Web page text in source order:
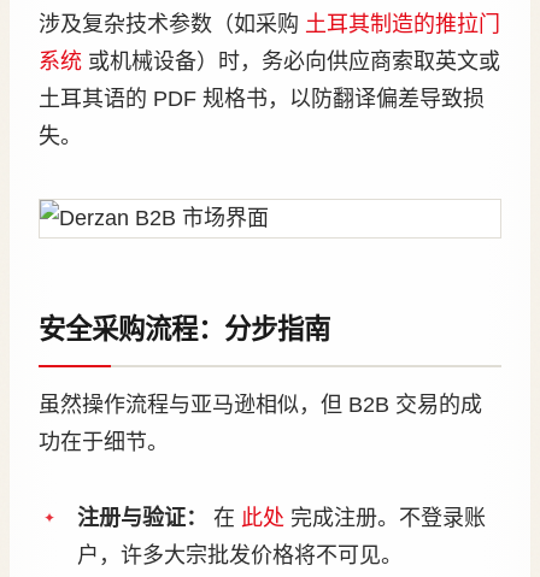
涉及复杂技术参数（如采购 土耳其制造的推拉门
系统 或机械设备）时，务必向供应商索取英文或
土耳其语的 PDF 规格书，以防翻译偏差导致损
失。
安全采购流程：分步指南
虽然操作流程与亚马逊相似，但 B2B 交易的成
功在于细节。
注册与验证： 在 此处 完成注册。不登录账
户，许多大宗批发价格将不可见。